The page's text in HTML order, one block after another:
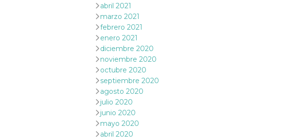
abril 2021
marzo 2021
febrero 2021
enero 2021
diciembre 2020
noviembre 2020
octubre 2020
septiembre 2020
agosto 2020
julio 2020
junio 2020
mayo 2020
abril 2020